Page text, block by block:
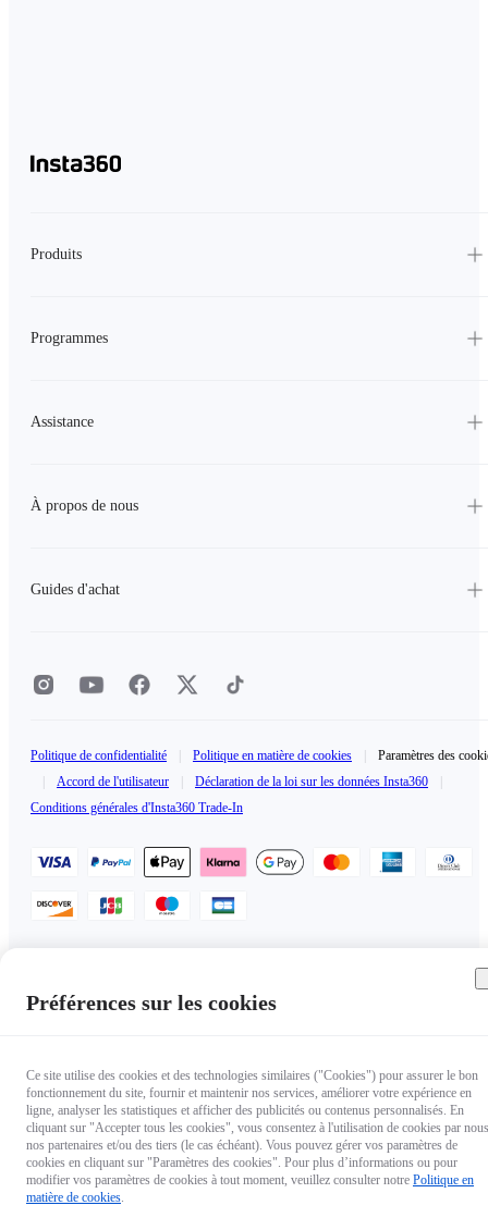
Produits
Programmes
Assistance
À propos de nous
Guides d'achat
Politique de confidentialité Politique en matière de cookies
Paramètres des
Accord de l'utilisateur Déclaration de la loi sur les données Insta360
Conditions générales d'Insta360 Trade-In
Copyright © 2025 Insta360 All rights reserved.
Préférences sur les cookies
Ce site utilise des cookies et des technologies similaires ("Cookies") pour assurer le bon
fonctionnement du site, fournir et maintenir nos services, améliorer votre expérience en
ligne, analyser les statistiques et afficher des publicités ou contenus personnalisés. En
cliquant sur "Accepter tous les cookies", vous consentez à l'utilisation de cookies par
nos partenaires et/ou des tiers (le cas échéant). Vous pouvez gérer vos paramètres de
cookies en cliquant sur "Paramètres des cookies". Pour plus d’informations ou pour
modifier vos paramètres de cookies à tout moment, veuillez consulter notre Politique en
matière de cookies.